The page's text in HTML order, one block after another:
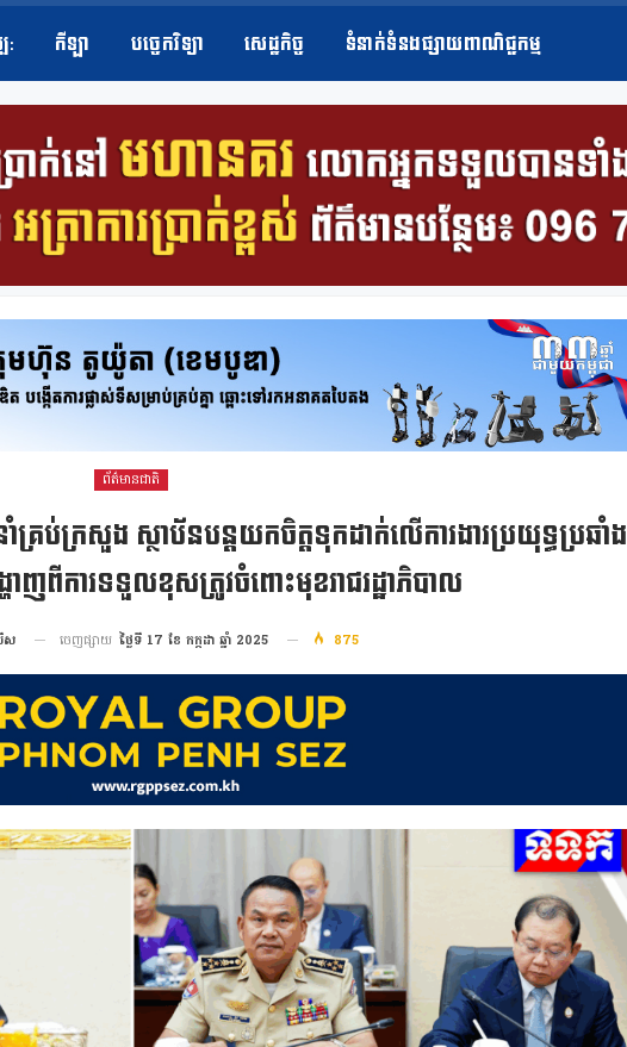
​: កីឡា បច្ចេកវិទ្យា សេដ្ឋកិច្ច ទំនាក់ទំនងផ្សាយពាណិជ្ជកម្ម
ព័ត៌មានជាតិ
រប់ក្រសួង ស្ថាប័នបន្ដយកចិត្តទុកដាក់លើការងារប្រយុទ្ធប្រឆាំង
ញពីការទទួលខុសត្រូវចំពោះមុខរាជរដ្ឋាភិបាល
ស ចេញផ្សាយ ថ្ងៃទី 17 ខែ កក្កដា ឆ្នាំ 2025 875